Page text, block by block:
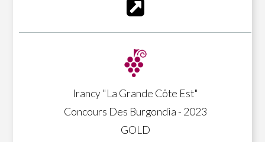
Irancy "La Grande Côte Est"
Concours Des Burgondia - 2023
GOLD